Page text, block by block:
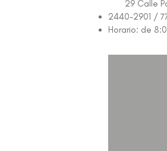
29 Calle
2440-2901 /
Horario: de